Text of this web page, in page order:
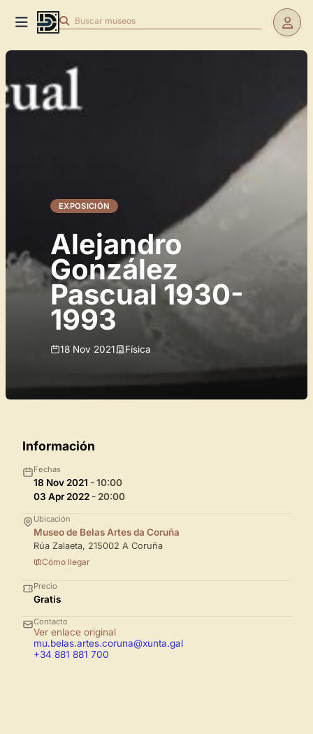
Buscar museos
EXPOSICIÓN
Alejandro
González
Pascual 1930-
1993
18 Nov 2021 Física
Información
Fechas
18 Nov 2021 - 10:00
03 Apr 2022 - 20:00
Ubicación
Museo de Belas Artes da Coruña
Rúa Zalaeta, 215002 A Coruña
Cómo llegar
Precio
Gratis
Contacto
Ver enlace original
mu.belas.artes.coruna@xunta.gal
+34 881 881 700